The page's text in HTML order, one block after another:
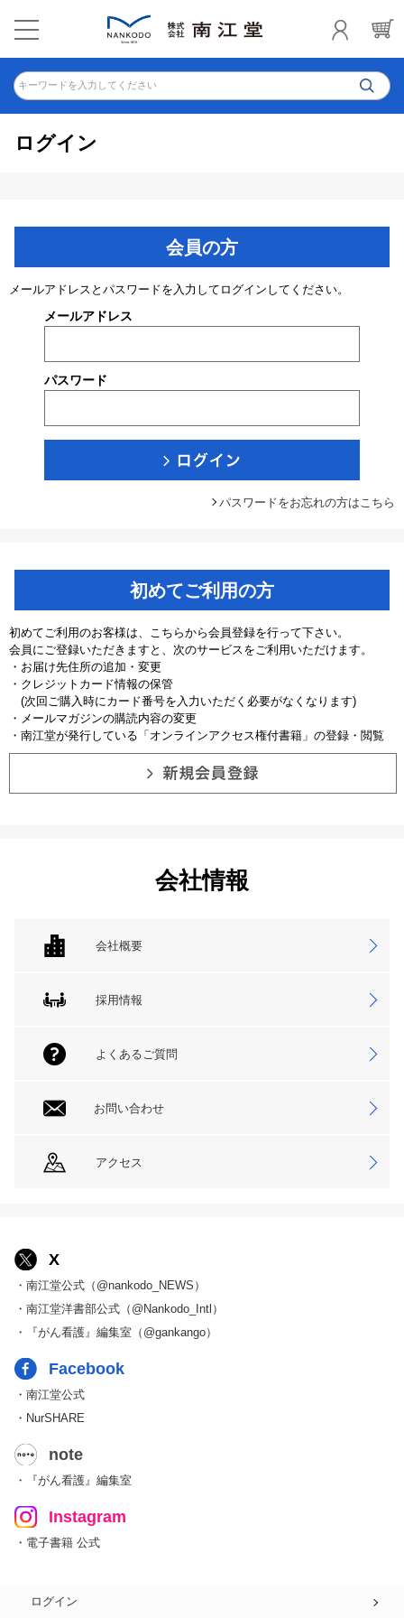
キーワードを入力してください
ログイン
会員の方
メールアドレスとパスワードを入力してログインしてください。
メールアドレス
パスワード
パスワードをお忘れの方はこちら
初めてご利用の方
初めてご利用のお客様は、こちらから会員登録を行って下さい。
会員にご登録いただきますと、次のサービスをご利用いただけます。
・お届け先住所の追加・変更
・クレジットカード情報の保管
(次回ご購入時にカード番号を入力いただく必要がなくなります)
・メールマガジンの購読内容の変更
・南江堂が発行している「オンラインアクセス権付書籍」の登録・閲覧
会社情報
会社概要
採用情報
よくあるご質問
お問い合わせ
アクセス
X
・南江堂公式（@nankodo_NEWS）
・南江堂洋書部公式（@Nankodo_Intl）
・『がん看護』編集室（@gankango）
Facebook
・南江堂公式
・NurSHARE
note
・『がん看護』編集室
Instagram
・電子書籍 公式
ログイン